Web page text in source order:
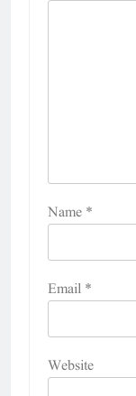
Name *
Email *
Website